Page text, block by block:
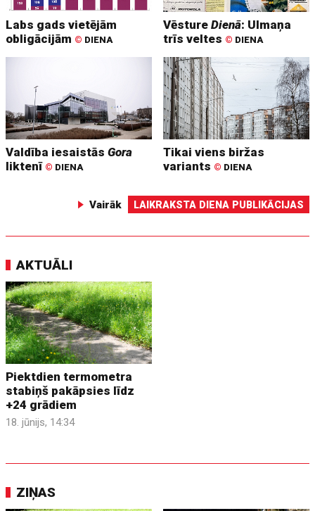
Labs gads vietējām
obligācijām © DIENA
VēstureDienā: Ulmaņa
trīs veltes © DIENA
Valdība iesaistāsGora
liktenī © DIENA
Tikai viens biržas
variants © DIENA
Vairāk LAIKRAKSTA DIENA PUBLIKĀCIJAS
AKTUĀLI
Piektdien termometra
stabiņš pakāpsies līdz
+24 grādiem
18. jūnijs, 14:34
ZIŅAS